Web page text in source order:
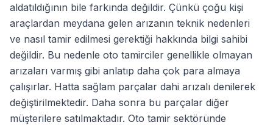
aldatıldığının bile farkında değildir. Çünkü çoğu kişi
araçlardan meydana gelen arızanın teknik nedenleri
ve nasıl tamir edilmesi gerektiği hakkında bilgi sahibi
değildir. Bu nedenle oto tamirciler genellikle olmayan
arızaları varmış gibi anlatıp daha çok para almaya
çalışırlar. Hatta sağlam parçalar dahi arızalı denilerek
değiştirilmektedir. Daha sonra bu parçalar diğer
müşterilere satılmaktadır. Oto tamir sektöründe